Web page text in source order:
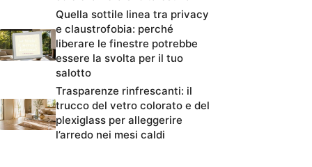
Quella sottile linea tra privacy
e claustrofobia: perché
liberare le finestre potrebbe
essere la svolta per il tuo
salotto
Trasparenze rinfrescanti: il
trucco del vetro colorato e del
plexiglass per alleggerire
l’arredo nei mesi caldi